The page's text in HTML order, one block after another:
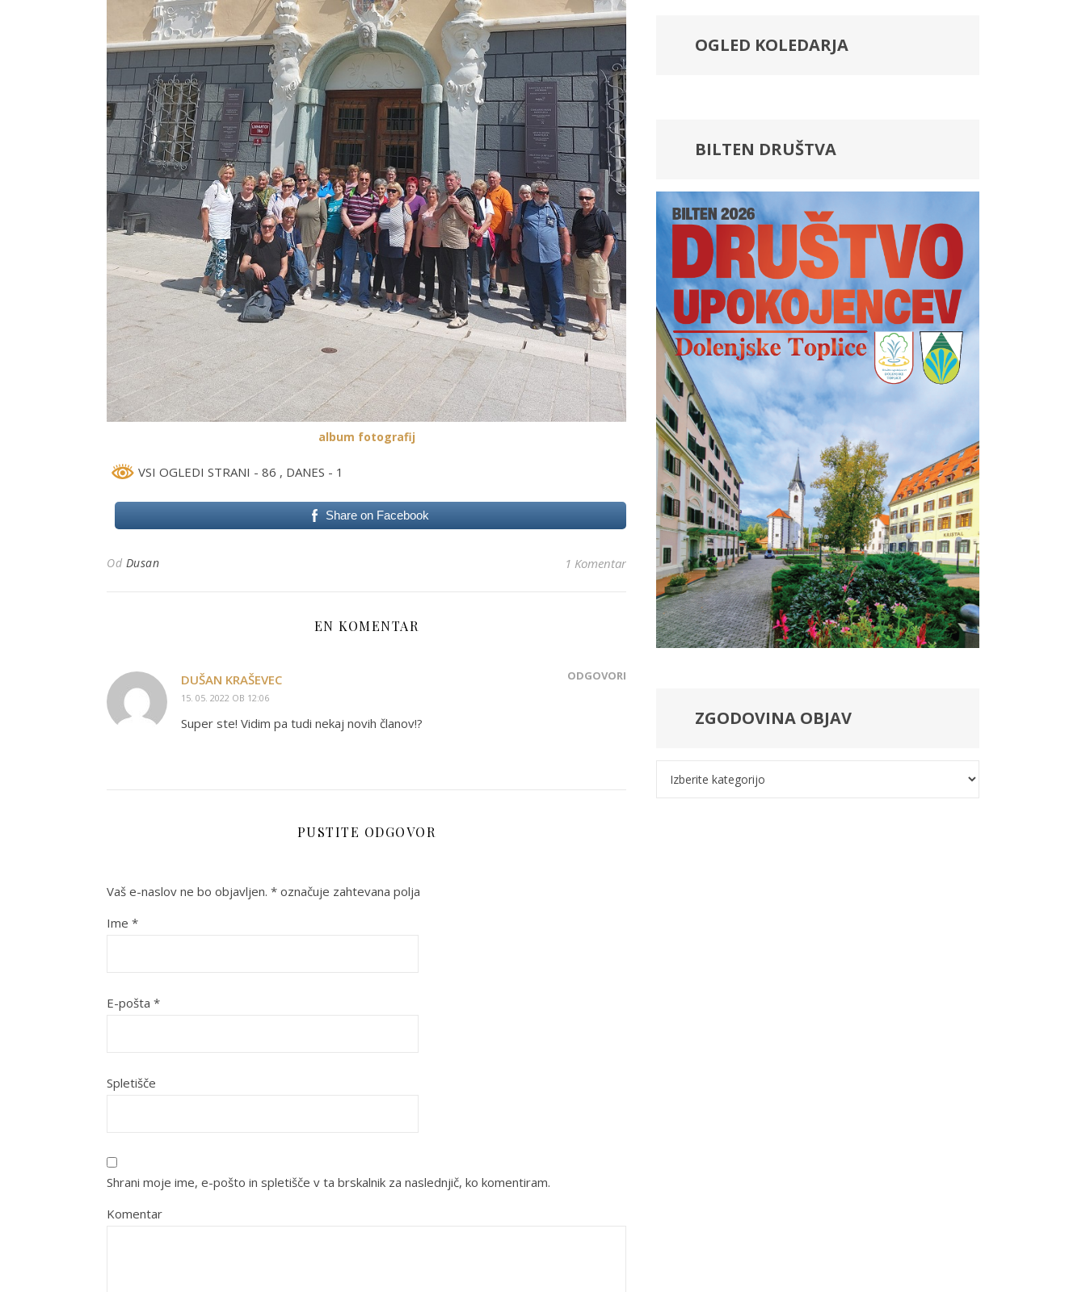
album fotografij
VSI OGLEDI STRANI - 86 , DANES - 1
Share on Facebook
Od Dusan 1 Komentar
EN KOMENTAR
DUŠAN KRAŠEVEC
15. 05. 2022 OB 12:06
ODGOVORI
Super ste! Vidim pa tudi nekaj novih članov!?
PUSTITE ODGOVOR
Vaš e-naslov ne bo objavljen. * označuje zahtevana polja
Ime *
E-pošta *
Spletišče
Shrani moje ime, e-pošto in spletišče v ta brskalnik za naslednjič, ko komentiram.
Komentar
OGLED KOLEDARJA
BILTEN DRUŠTVA
ZGODOVINA OBJAV